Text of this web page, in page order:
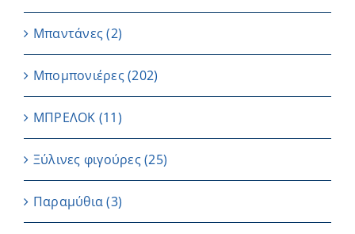
Μπαντάνες (2)
Μπομπονιέρες(202)
ΜΠΡΕΛΟΚ (11)
Ξύλινες φιγούρες(25)
Παραμύθια (3)